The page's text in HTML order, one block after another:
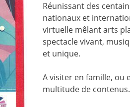
Réunissant des
nationaux et
virtuelle mêlant arts
spectacle vivant,
et unique.
A visiter en famille, ou
multitude de contenus.